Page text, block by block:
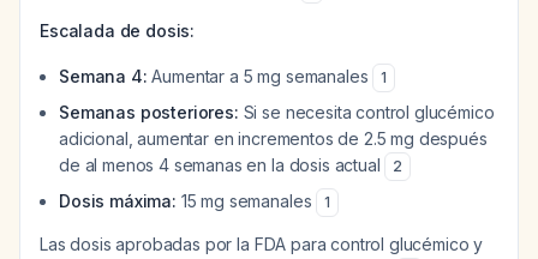
Escalada de dosis:
Semana 4: Aumentar a 5 mg semanales 1
Semanas posteriores: Si se necesita control glucémico
adicional, aumentar en incrementos de 2.5 mg después
de al menos 4 semanas en la dosis actual
2
Dosis máxima: 15 mg semanales 1
Las dosis aprobadas por la FDA para control glucémico y